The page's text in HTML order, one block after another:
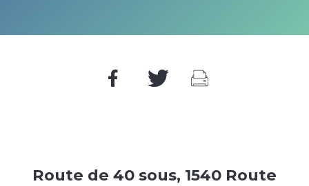
Route de 40 sous, 1540 Route